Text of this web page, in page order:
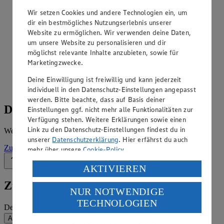
ansehen
Siehe dir die Angebote der Woche deines Marktes im
digitalen Blätterkatalog an.
Prospekt Edeka_Neukauf_4313865061038 im Browser
Details zum Markt
Weitere Informationen – alles auf einem Blick.
Zur Marktseite
Zum Newsletter anmelden
Deine E-Mail-Adresse (Pflichtfeld)
Absenden
Wir setzen Cookies und andere Technologien ein, um
dir ein bestmögliches Nutzungserlebnis unserer
Website zu ermöglichen. Wir verwenden deine Daten,
um unsere Website zu personalisieren und dir
möglichst relevante Inhalte anzubieten, sowie für
Marketingzwecke.
Deine Einwilligung ist freiwillig und kann jederzeit
individuell in den Datenschutz-Einstellungen angepasst
werden. Bitte beachte, dass auf Basis deiner
Einstellungen ggf. nicht mehr alle Funktionalitäten zur
Verfügung stehen. Weitere Erklärungen sowie einen
Link zu den Datenschutz-Einstellungen findest du in
unserer Datenschutzerklärung. Hier erfährst du auch
mehr über unsereCookie-Policy.
Verarbeitung deiner personenbezogenen Daten in den
USA durch Facebook und YouTube:
Wenn du auf „Aktivieren“ klickst, willigst du im Sinne
des Art. 49 Abs. 1 Satz 1 lit. a) DSGVO ein, dass deine
Daten in den USA verarbeitet werden. Der EuGH sieht
AKTIVIEREN
NUR NOTWENDIGE
TECHNOLOGIEN